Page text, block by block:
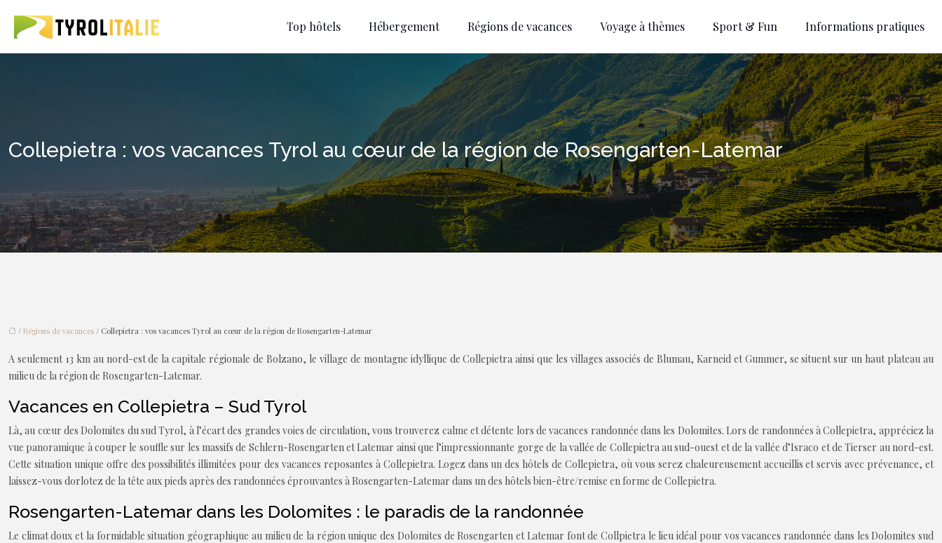
Top hôtels Hébergement Régions de vacances Voyage à thèmes Sport & Fun Informations pratiques
Collepietra : vos vacances Tyrol au cœur de la région de Rosengarten-Latemar
/ Régions de vacances / Collepietra : vos vacances Tyrol au cœur de la région de Rosengarten-Latemar
A seulement 13 km au nord-est de la capitale régionale de Bolzano, le village de montagne idyllique de Collepietra ainsi que les villages associés de Blumau, Karneid et Gummer, se situent sur un haut plateau au
milieu de la région de Rosengarten-Latemar.
Vacances en Collepietra – Sud Tyrol
Là, au cœur des Dolomites du sud Tyrol, à l’écart des grandes voies de circulation, vous trouverez calme et détente lors de vacances randonnée dans les Dolomites. Lors de randonnées à Collepietra, appréciez la
vue panoramique à couper le souffle sur les massifs de Schlern-Rosengarten et Latemar ainsi que l’impressionnante gorge de la vallée de Collepietra au sud-ouest et de la vallée d’Israco et de Tierser au nord-est.
Cette situation unique offre des possibilités illimitées pour des vacances reposantes à Collepietra. Logez dans un des hôtels de Collepietra, où vous serez chaleureusement accueillis et servis avec prévenance, et
laissez-vous dorlotez de la tête aux pieds après des randonnées éprouvantes à Rosengarten-Latemar dans un des hôtels bien-être/remise en forme de Collepietra.
Rosengarten-Latemar dans les Dolomites : le paradis de la randonnée
Le climat doux et la formidable situation géographique au milieu de la région unique des Dolomites de Rosengarten et Latemar font de Collpietra le lieu idéal pour vos vacances randonnée dans les Dolomites sud